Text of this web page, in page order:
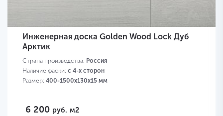
Инженерная доска Golden Wood Lock Дуб
Арктик
Страна производства: Россия
Наличие фаски: с 4-х сторон
Размер: 400-1500х130х15 мм
6 200 руб. м2